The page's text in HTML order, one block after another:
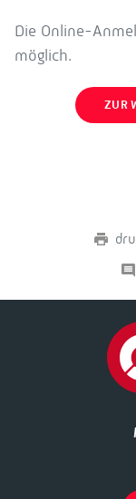
Die Online-
möglich.
ZUR